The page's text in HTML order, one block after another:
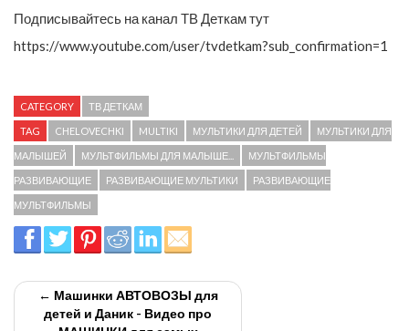
Подписывайтесь на канал ТВ Деткам тут
https://www.youtube.com/user/tvdetkam?sub_confirmation=1
CATEGORY ТВ ДЕТКАМ
TAG CHELOVECHKI MULTIKI МУЛЬТИКИ ДЛЯ ДЕТЕЙ МУЛЬТИКИ ДЛЯ
МАЛЫШЕЙ МУЛЬТФИЛЬМЫ ДЛЯ МАЛЫШЕ... МУЛЬТФИЛЬМЫ
РАЗВИВАЮЩИЕ РАЗВИВАЮЩИЕ МУЛЬТИКИ РАЗВИВАЮЩИЕ
МУЛЬТФИЛЬМЫ
← Машинки АВТОВОЗЫ для
детей и Даник - Видео про